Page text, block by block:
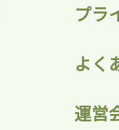
会員登録
プラ
よく
運営